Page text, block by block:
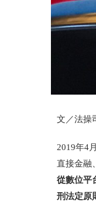
文／法操
2019年4
直接金融
從數位平
刑法定原